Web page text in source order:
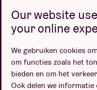
Privacybeleid
Our website
your online
We gebruiken cookies
om functies zoals het
bieden en om het
Ook delen we